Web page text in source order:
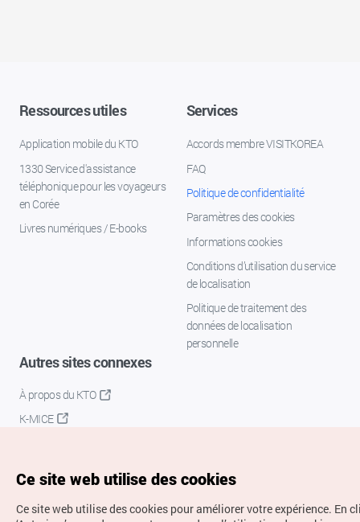
Ressources utiles
Application mobile du KTO
1330 Service d'assistance
téléphonique pour les voyageurs
en Corée
Livres numériques / E-books
Services
Accords membre VISITKOREA
FAQ
Politique de confidentialité
Paramètres des cookies
Informations cookies
Conditions d’utilisation du service
de localisation
Politique de traitement des
données de localisation
personnelle
Autres sites connexes
À propos du KTO
K-MICE
Ce site web utilise des cookies
Ce site web utilise des cookies pour améliorer votre expérience. En